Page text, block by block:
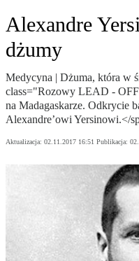
Alexandre
dżumy
Medycyna | Dżuma, która w
class="Rozowy LEAD -
na Madagaskarze. Odkrycie
Alexandre’owi Yersinowi.</
Aktualizacja: 02.11.2017 16:51 Publikacja: